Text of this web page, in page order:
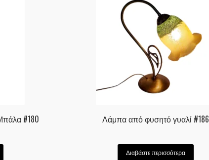
#180 Λάμπα από φυσητό γυαλί #186
Διαβάστε περισσότερα